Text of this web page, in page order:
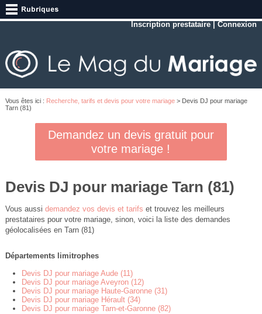
Inscription prestataire |Connexion
Vous êtes ici : Recherche, tarifs et devis pour votre mariage> Devis DJ pour mariage
Tarn (81)
Demandez un devis gratuit pour
votre mariage !
Devis DJ pour mariage Tarn (81)
Vous aussi demandez vos devis et tarifs et trouvez les meilleurs
prestataires pour votre mariage, sinon, voici la liste des demandes
géolocalisées en Tarn (81)
Départements limitrophes
Devis DJ pour mariage Aude (11)
Devis DJ pour mariage Aveyron (12)
Devis DJ pour mariage Haute-Garonne (31)
Devis DJ pour mariage Hérault (34)
Devis DJ pour mariage Tarn-et-Garonne (82)